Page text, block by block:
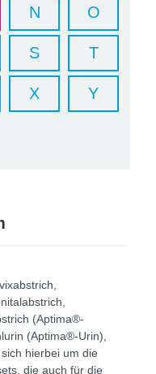
N O
S T
X Y
(Aptima®-
(Aptima®-Urin),
hierbei um die
die auch für die